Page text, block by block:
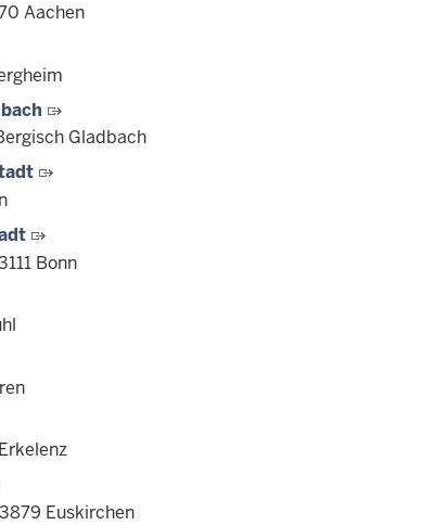
Aachen
Gladbach
Bonn
Euskirchen